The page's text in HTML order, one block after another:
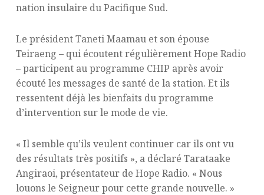
nation insulaire du Pacifique Sud.
Le président Taneti Maamau et son épouse
Teiraeng – qui écoutent régulièrement Hope Radio
– participent au programme CHIP après avoir
écouté les messages de santé de la station. Et ils
ressentent déjà les bienfaits du programme
d’intervention sur le mode de vie.
« Il semble qu’ils veulent continuer car ils ont vu
des résultats très positifs », a déclaré Tarataake
Angiraoi, présentateur de Hope Radio. « Nous
louons le Seigneur pour cette grande nouvelle. »